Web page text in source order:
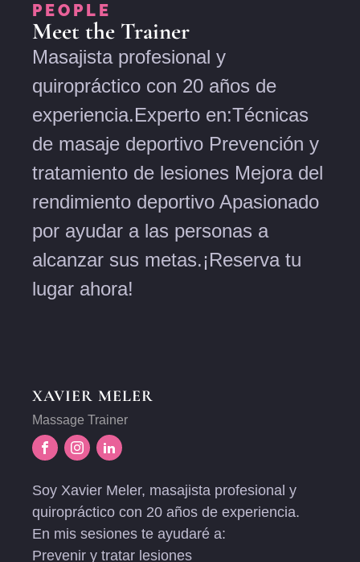
PEOPLE
Meet the Trainer
Masajista profesional y
quiropráctico con 20 años de
experiencia.Experto en:Técnicas
de masaje deportivo Prevención y
tratamiento de lesiones Mejora del
rendimiento deportivo Apasionado
por ayudar a las personas a
alcanzar sus metas.¡Reserva tu
lugar ahora!
XAVIER MELER
Massage Trainer
Soy Xavier Meler, masajista profesional y
quiropráctico con 20 años de experiencia.
En mis sesiones te ayudaré a:
Prevenir y tratar lesiones